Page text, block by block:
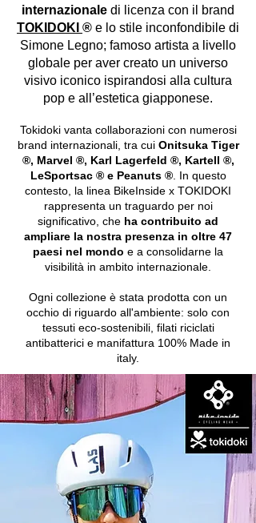
internazionale di licenza con il brand
TOKIDOKI ® e lo stile inconfondibile di
Simone Legno; famoso artista a livello
globale per aver creato un universo
visivo iconico ispirandosi alla cultura
pop e all’estetica giapponese.
Tokidoki vanta collaborazioni con numerosi
brand internazionali, tra cui Onitsuka Tiger
®, Marvel ®, Karl Lagerfeld ®, Kartell ®,
LeSportsac ® e Peanuts ®. In questo
contesto, la linea BikeInside x TOKIDOKI
rappresenta un traguardo per noi
significativo, che ha contribuito ad
ampliare la nostra presenza in oltre 47
paesi nel mondo e a consolidarne la
visibilità in ambito internazionale.
Ogni collezione è stata prodotta con un
occhio di riguardo all'ambiente: solo con
tessuti eco-sostenibili, filati riciclati
antibatterici e manifattura 100% Made in
italy.